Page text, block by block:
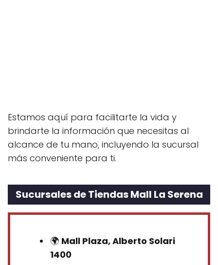
Estamos aquí para facilitarte la vida y
brindarte la información que necesitas al
alcance de tu mano, incluyendo la sucursal
más conveniente para ti.
Sucursales de TiendasMall La Serena
🌍 Mall Plaza, Alberto Solari
1400